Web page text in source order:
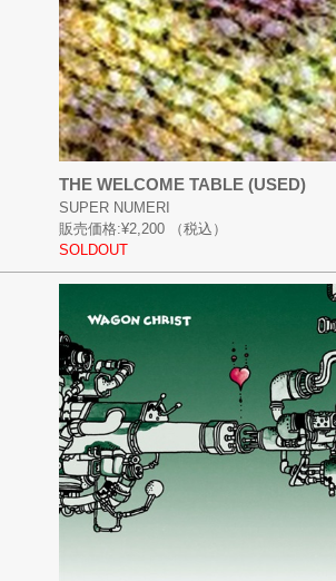
THE WELCOME TABLE (USED)
SUPER NUMERI
販売価格:¥2,200
（税込）
SOLDOUT